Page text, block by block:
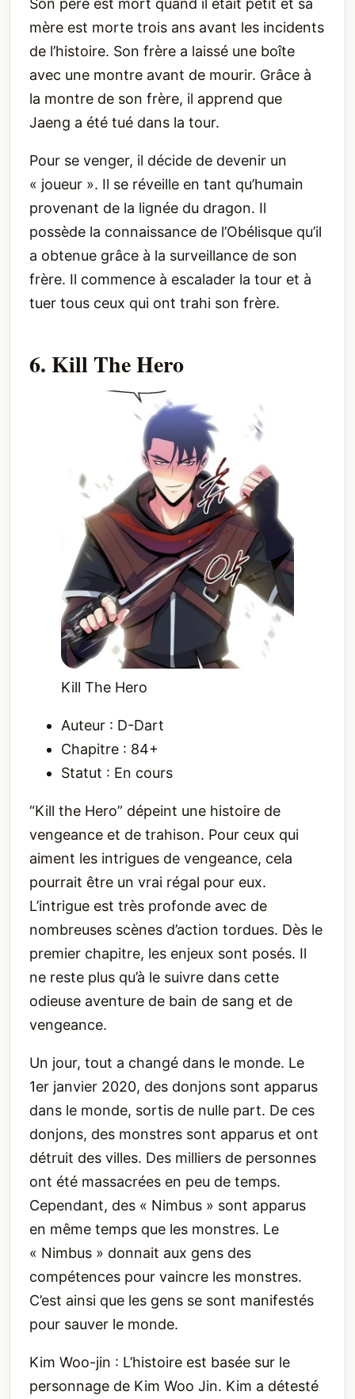
mère est morte trois ans avant les incidents
de l’histoire. Son frère a laissé une boîte
avec une montre avant de mourir. Grâce à
la montre de son frère, il apprend que
Jaeng a été tué dans la tour.
Pour se venger, il décide de devenir un
« joueur ». Il se réveille en tant qu’humain
provenant de la lignée du dragon. Il
possède la connaissance de l’Obélisque qu’il
a obtenue grâce à la surveillance de son
frère. Il commence à escalader la tour et à
tuer tous ceux qui ont trahi son frère.
6. Kill The Hero
Kill The Hero
Auteur : D-Dart
Chapitre : 84+
Statut : En cours
“Kill the Hero” dépeint une histoire de
vengeance et de trahison. Pour ceux qui
aiment les intrigues de vengeance, cela
pourrait être un vrai régal pour eux.
L’intrigue est très profonde avec de
nombreuses scènes d’action tordues. Dès le
premier chapitre, les enjeux sont posés. Il
ne reste plus qu’à le suivre dans cette
odieuse aventure de bain de sang et de
vengeance.
Un jour, tout a changé dans le monde. Le
1er janvier 2020, des donjons sont apparus
dans le monde, sortis de nulle part. De ces
donjons, des monstres sont apparus et ont
détruit des villes. Des milliers de personnes
ont été massacrées en peu de temps.
Cependant, des « Nimbus » sont apparus
en même temps que les monstres. Le
« Nimbus » donnait aux gens des
compétences pour vaincre les monstres.
C’est ainsi que les gens se sont manifestés
pour sauver le monde.
Kim Woo-jin : L’histoire est basée sur le
personnage de Kim Woo Jin. Kim a détesté